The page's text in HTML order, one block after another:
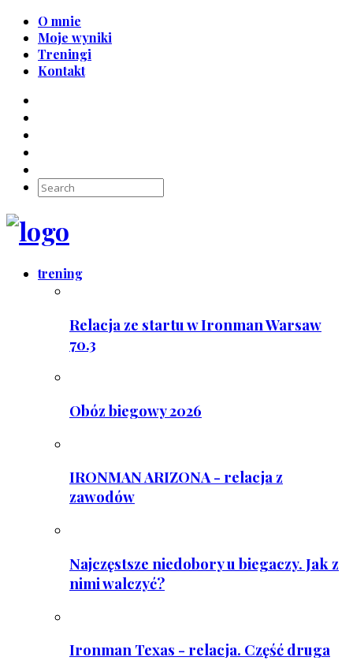
O mnie
Moje wyniki
Treningi
Kontakt
trening
Relacja ze startu w Ironman Warsaw
70.3
Obóz biegowy 2026
IRONMAN ARIZONA - relacja z
zawodów
Najczęstsze niedobory u biegaczy. Jak z
nimi walczyć?
Ironman Texas - relacja. Część druga